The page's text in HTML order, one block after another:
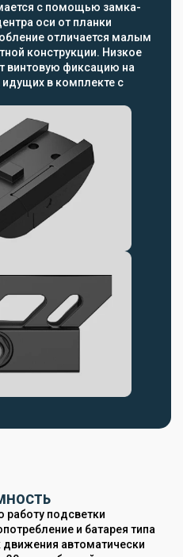
с помощью замка-
оси от планки
отличается малым
конструкции. Низкое
винтовую фиксацию на
в комплекте с
подсветки
и батарея типа
движения автоматически